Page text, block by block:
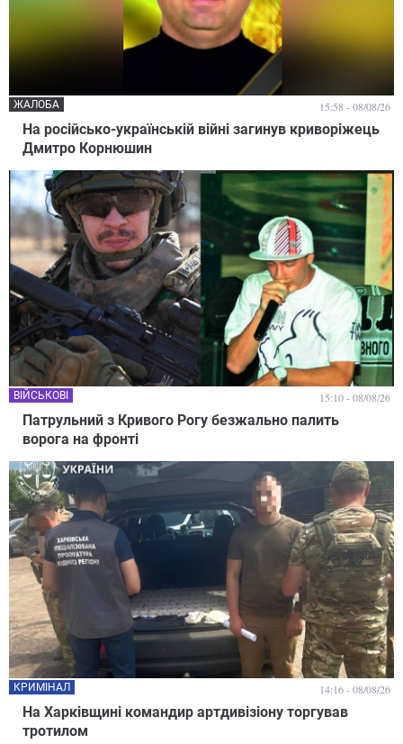
На російсько-українській війні загинув криворіжець
Дмитро Корнюшин
ЖАЛОБА 15:58 - 08/08/26
Патрульний з Кривого Рогу безжально палить
ворога на фронті
ВІЙСЬКОВІ 15:10 - 08/08/26
На Харківщині командир артдивізіону торгував
тротилом
КРИМІНАЛ 14:16 - 08/08/26